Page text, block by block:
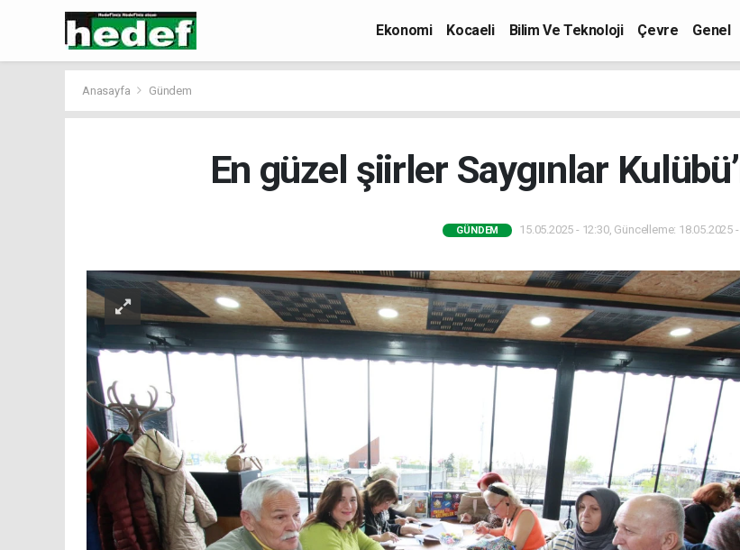
Ekonomi Kocaeli Bilim Ve Teknoloji Çevre Genel
Anasayfa Gündem
En güzel şiirler Saygınlar
GÜNDEM 15.05.2025 - 12:30, Güncelleme: 18.05.2025